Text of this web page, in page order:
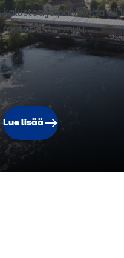
kalustoa ja palveluita oli
rautatie- tai muu…
Lue lisää